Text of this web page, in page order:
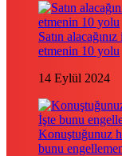
Satın
etmenin 10 yolu
14 Eylül 2024
Konuştuğunuz
bunu